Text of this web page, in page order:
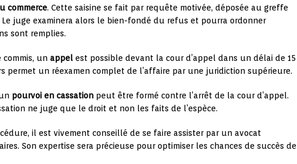
commerce. Cette saisine se fait par requête motivée, déposée au greffe
juge examinera alors le bien-fondé du refus et pourra ordonner
sont remplies.
commis, un appel est possible devant la cour d’appel dans un délai de 15
permet un réexamen complet de l’affaire par une juridiction supérieure.
pourvoi en cassation peut être formé contre l’arrêt de la cour d’appel.
ne juge que le droit et non les faits de l’espèce.
il est vivement conseillé de se faire assister par un avocat
Son expertise sera précieuse pour optimiser les chances de succès de